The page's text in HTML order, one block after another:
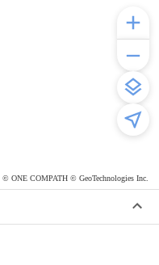
© ONE COMPATH © GeoTechnologies Inc.